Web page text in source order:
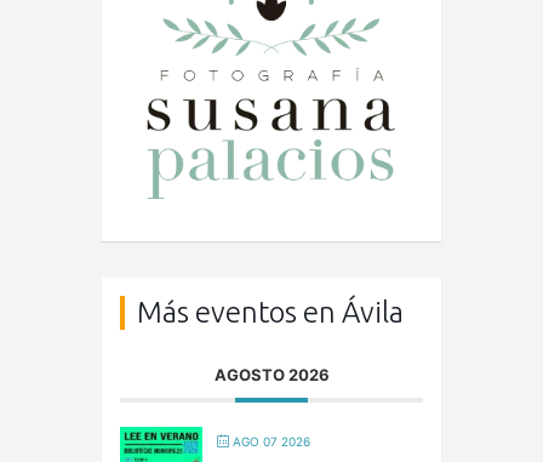
Más eventos en Ávila
AGOSTO 2026
AGO 07 2026